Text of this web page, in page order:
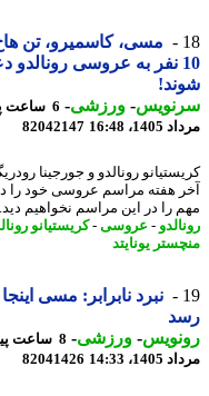
مسی، کاسمیرو، تن هاخ و
10 نفر به عروسی رونالدو
-ورزشی-
16:48
82042147
رونالدو و جورجینا رودریگز
را در این مراسم نخواهیم دید. -
-عروسی-کریستیانو رونالدو-
یونایتد
نبرد نابرابر: مسی اینجا به
-ورزشی-
14:33
82041426